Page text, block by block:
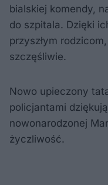
bialskiej komendy,
do szpitala. Dzięki
przyszłym
szczęśliwie.
Nowo upieczony
policjantami
nowonarodzonej
życzliwość.